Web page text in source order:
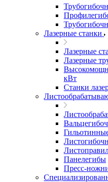
Лазерные станки
Лазерные
Лазерные
кВт
Станки
Панелегибы
Пресс-